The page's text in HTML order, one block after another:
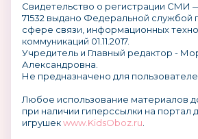
Свидетельство о регистрации
71532 выдано Федеральной службой
сфере связи, информационных
коммуникаций 01.11.2017.
Учредитель и Главный редактор -
Александровна.
Не предназначено для
Любое использование материалов
при наличии гиперссылки на портал
игрушекwww.KidsOboz.ru